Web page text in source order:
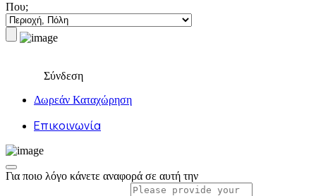
Που;
Σύνδεση
Δωρεάν Καταχώρηση
Επικοινωνία
Για ποιο λόγο κάνετε αναφορά σε αυτή την